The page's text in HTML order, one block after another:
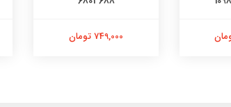
749,000 تومان